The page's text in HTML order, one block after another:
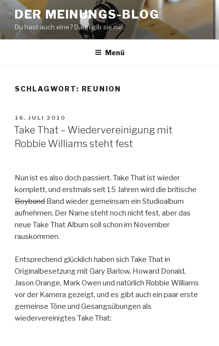
Zum
Inhalt
springen
DER MEINUNGS-BLOG
Du hast auch eine? Dann gib sie mir..
Menü
SCHLAGWORT: REUNION
VERÖFFENTLICHT
AM
16. JULI 2010
Take That – Wiedervereinigung mit
Robbie Williams steht fest
Nun ist es also doch passiert. Take That ist wieder
komplett, und erstmals seit 15 Jahren wird die britische
Boyband Band wieder gemeinsam ein Studioalbum
aufnehmen. Der Name steht noch nicht fest, aber das
neue Take That Album soll schon im November
rauskommen.
Entsprechend glücklich haben sich Take That in
Originalbesetzung mit Gary Barlow, Howard Donald,
Jason Orange, Mark Owen und natürlich Robbie Williams
vor der Kamera gezeigt, und es gibt auch ein paar erste
gemeinse Töne und Gesangsübungen als
wiedervereinigtes Take That: